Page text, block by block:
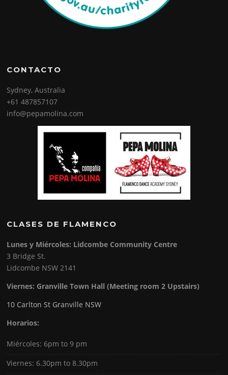
CONTACTO
Sydney, Australia
+61 487857107
info@pepamolina.com
CLASES DE FLAMENCO
Lunes y Miércoles: Lidcombe Community Centre
3 Bridge St.
Lidcombe NSW 2141
Viernes: Granville Town Hall (Meeting room 2 Upstairs)
10 Carlton St Granville NSW
Horarios:
Miércoles: 6pm to 9 pm
Viernes: 6.30pm to 8.30pm